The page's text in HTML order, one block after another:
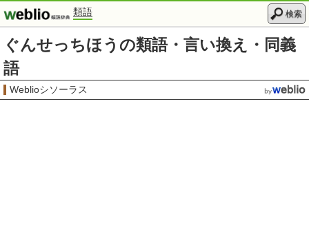
類語 検索
ぐんせっちほうの類語・言い換え・同義
語
Weblioシソーラス